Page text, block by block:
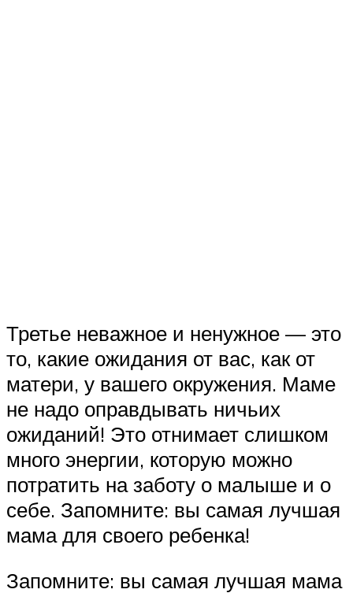
Третье неважное и ненужное — это
то, какие ожидания от вас, как от
матери, у вашего окружения. Маме
не надо оправдывать ничьих
ожиданий! Это отнимает слишком
много энергии, которую можно
потратить на заботу о малыше и о
себе. Запомните: вы самая лучшая
мама для своего ребенка!
Запомните: вы самая лучшая мама